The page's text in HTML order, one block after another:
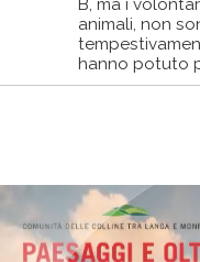
B, ma i
animali, non
hanno potuto